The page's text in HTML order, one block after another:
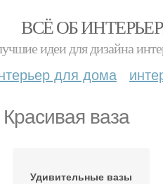
ВСЁ ОБ
идеи для дизайна
для дома
Красивая ваза
Удивительные вазы